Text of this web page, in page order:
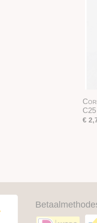
C25
€